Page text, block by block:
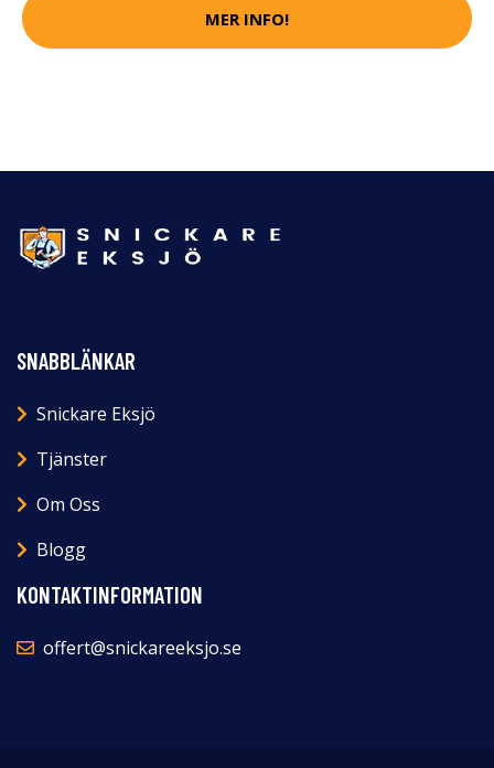
MER INFO!
SNABBLÄNKAR
Snickare Eksjö
Tjänster
Om Oss
Blogg
KONTAKTINFORMATION
offert@snickareeksjo.se